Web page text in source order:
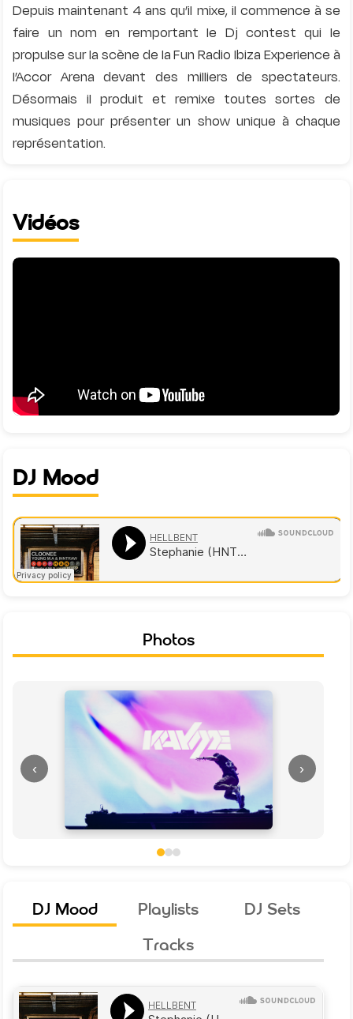
Depuis maintenant 4 ans qu’il mixe, il commence à se
faire un nom en remportant le Dj contest qui le
propulse sur la scène de la Fun Radio Ibiza Experience à
l’Accor Arena devant des milliers de spectateurs.
Désormais il produit et remixe toutes sortes de
musiques pour présenter un show unique à chaque
Vidéos
DJ Mood
Photos
‹ ›
DJ Mood Playlists
DJ Sets
Tracks